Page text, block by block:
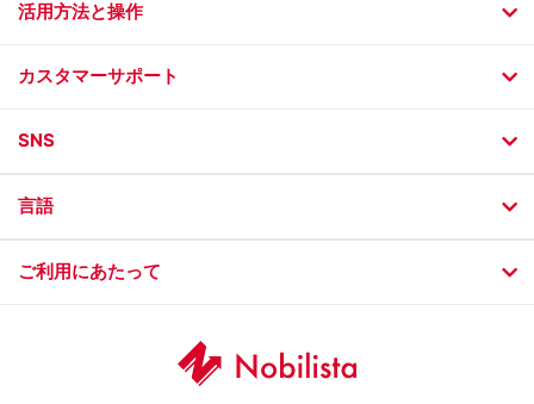
活用方法と操作
カスタマーサポート
SNS
言語
ご利用にあたって